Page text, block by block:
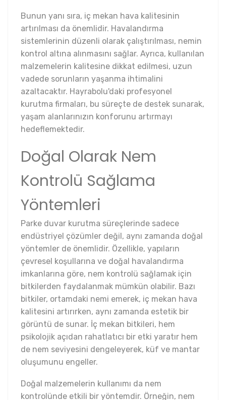
Bunun yanı sıra, iç mekan hava kalitesinin
artırılması da önemlidir. Havalandırma
sistemlerinin düzenli olarak çalıştırılması, nemin
kontrol altına alınmasını sağlar. Ayrıca, kullanılan
malzemelerin kalitesine dikkat edilmesi, uzun
vadede sorunların yaşanma ihtimalini
azaltacaktır. Hayrabolu'daki profesyonel
kurutma firmaları, bu süreçte de destek sunarak,
yaşam alanlarınızın konforunu artırmayı
hedeflemektedir.
Doğal Olarak Nem
Kontrolü Sağlama
Yöntemleri
Parke duvar kurutma süreçlerinde sadece
endüstriyel çözümler değil, aynı zamanda doğal
yöntemler de önemlidir. Özellikle, yapıların
çevresel koşullarına ve doğal havalandırma
imkanlarına göre, nem kontrolü sağlamak için
bitkilerden faydalanmak mümkün olabilir. Bazı
bitkiler, ortamdaki nemi emerek, iç mekan hava
kalitesini artırırken, aynı zamanda estetik bir
görüntü de sunar. İç mekan bitkileri, hem
psikolojik açıdan rahatlatıcı bir etki yaratır hem
de nem seviyesini dengeleyerek, küf ve mantar
oluşumunu engeller.
Doğal malzemelerin kullanımı da nem
kontrolünde etkili bir yöntemdir. Örneğin, nem